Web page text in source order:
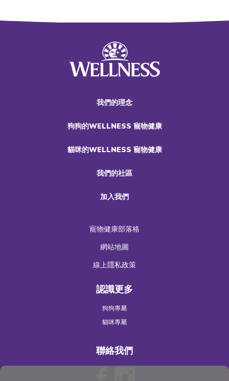
我們的理念
狗狗的WELLNESS 寵物健康
貓咪的WELLNESS 寵物健康
我們的社區
加入我們
寵物健康部落格
網站地圖
線上隱私政策
認識更多
狗狗專屬
貓咪專屬
聯絡我們